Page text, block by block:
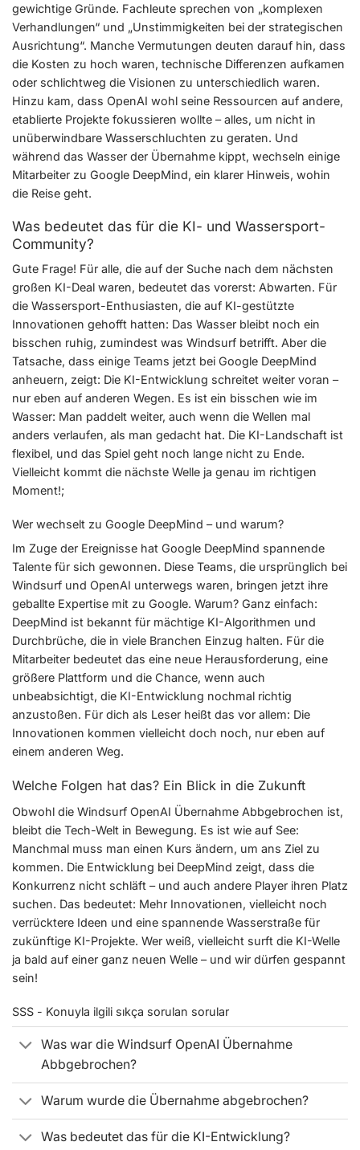
gewichtige Gründe. Fachleute sprechen von „komplexen
Verhandlungen“ und „Unstimmigkeiten bei der strategischen
Ausrichtung“. Manche Vermutungen deuten darauf hin, dass
die Kosten zu hoch waren, technische Differenzen aufkamen
oder schlichtweg die Visionen zu unterschiedlich waren.
Hinzu kam, dass OpenAI wohl seine Ressourcen auf andere,
etablierte Projekte fokussieren wollte – alles, um nicht in
unüberwindbare Wasserschluchten zu geraten. Und
während das Wasser der Übernahme kippt, wechseln einige
Mitarbeiter zu Google DeepMind, ein klarer Hinweis, wohin
die Reise geht.
Was bedeutet das für die KI- und Wassersport-
Community?
Gute Frage! Für alle, die auf der Suche nach dem nächsten
großen KI-Deal waren, bedeutet das vorerst: Abwarten. Für
die Wassersport-Enthusiasten, die auf KI-gestützte
Innovationen gehofft hatten: Das Wasser bleibt noch ein
bisschen ruhig, zumindest was Windsurf betrifft. Aber die
Tatsache, dass einige Teams jetzt bei Google DeepMind
anheuern, zeigt: Die KI-Entwicklung schreitet weiter voran –
nur eben auf anderen Wegen. Es ist ein bisschen wie im
Wasser: Man paddelt weiter, auch wenn die Wellen mal
anders verlaufen, als man gedacht hat. Die KI-Landschaft ist
flexibel, und das Spiel geht noch lange nicht zu Ende.
Vielleicht kommt die nächste Welle ja genau im richtigen
Moment!;
Wer wechselt zu Google DeepMind – und warum?
Im Zuge der Ereignisse hat Google DeepMind spannende
Talente für sich gewonnen. Diese Teams, die ursprünglich bei
Windsurf und OpenAI unterwegs waren, bringen jetzt ihre
geballte Expertise mit zu Google. Warum? Ganz einfach:
DeepMind ist bekannt für mächtige KI-Algorithmen und
Durchbrüche, die in viele Branchen Einzug halten. Für die
Mitarbeiter bedeutet das eine neue Herausforderung, eine
größere Plattform und die Chance, wenn auch
unbeabsichtigt, die KI-Entwicklung nochmal richtig
anzustoßen. Für dich als Leser heißt das vor allem: Die
Innovationen kommen vielleicht doch noch, nur eben auf
einem anderen Weg.
Welche Folgen hat das? Ein Blick in die Zukunft
Obwohl die Windsurf OpenAI Übernahme Abbgebrochen ist,
bleibt die Tech-Welt in Bewegung. Es ist wie auf See:
Manchmal muss man einen Kurs ändern, um ans Ziel zu
kommen. Die Entwicklung bei DeepMind zeigt, dass die
Konkurrenz nicht schläft – und auch andere Player ihren Platz
suchen. Das bedeutet: Mehr Innovationen, vielleicht noch
verrücktere Ideen und eine spannende Wasserstraße für
zukünftige KI-Projekte. Wer weiß, vielleicht surft die KI-Welle
ja bald auf einer ganz neuen Welle – und wir dürfen gespannt
sein!
SSS - Konuyla ilgili sıkça sorulan sorular
Was war die Windsurf OpenAI Übernahme
Abbgebrochen?
Warum wurde die Übernahme abgebrochen?
Was bedeutet das für die KI-Entwicklung?